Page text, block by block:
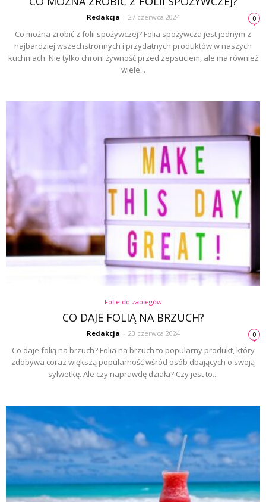
Redakcja - 27 czerwca 2024 0
Co można zrobić z folii spożywczej? Folia spożywcza jest jednym z
najbardziej wszechstronnych i przydatnych produktów w naszych
kuchniach. Nie tylko chroni żywność przed zepsuciem, ale ma również
wiele...
Folie do zabiegów
CO DAJE FOLIĄ NA BRZUCH?
Redakcja - 20 czerwca 2024 0
Co daje folią na brzuch? Folia na brzuch to popularny produkt, który
zdobywa coraz większą popularność wśród osób dbających o swoją
sylwetkę. Ale czy naprawdę działa? Czy jest to...